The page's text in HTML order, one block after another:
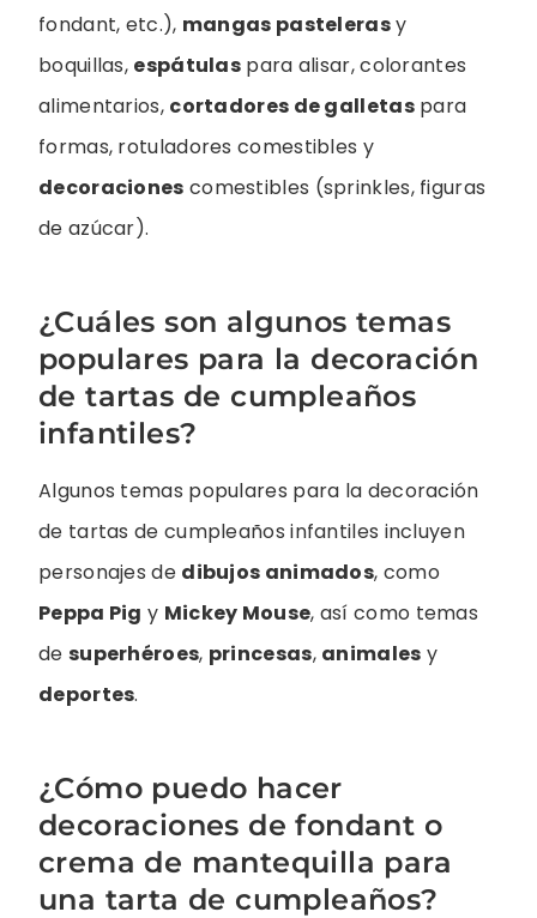
fondant, etc.), mangas pastelerasy
boquillas, espátulas para alisar, colorantes
alimentarios, cortadores de galletaspara
formas, rotuladores comestibles y
decoraciones comestibles (sprinkles, figuras
de azúcar).
¿Cuáles son algunos temas
populares para la decoración
de tartas de cumpleaños
infantiles?
Algunos temas populares para la decoración
de tartas de cumpleaños infantiles incluyen
personajes de dibujos animados, como
Peppa Pig y Mickey Mouse, así como temas
de superhéroes, princesas, animales y
deportes.
¿Cómo puedo hacer
decoraciones de fondant o
crema de mantequilla para
una tarta de cumpleaños?